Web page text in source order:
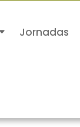
Jornadas